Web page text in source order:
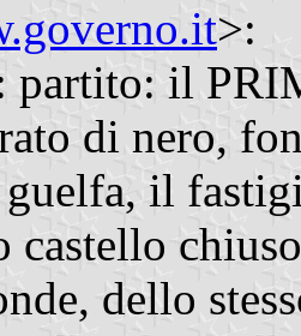
>:
il
di nero,
il
castello
dello